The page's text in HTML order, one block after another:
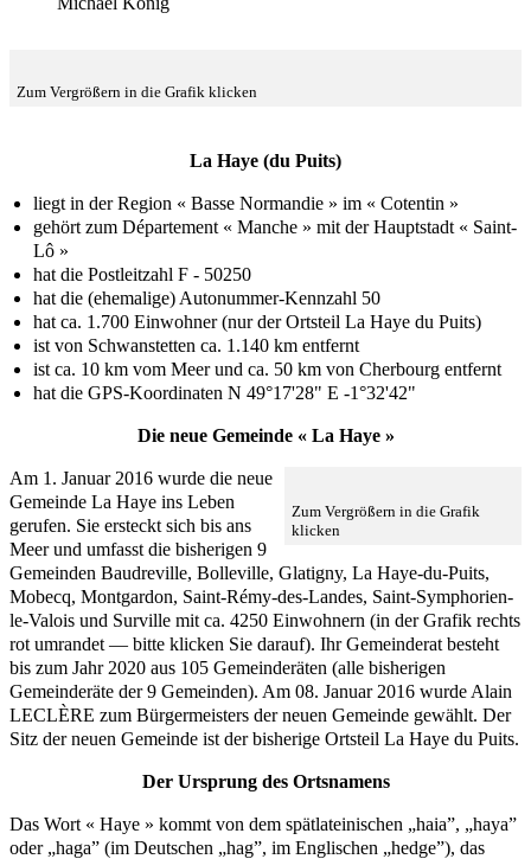
Zum Vergrößern in die Grafik klicken
La Haye (du Puits)
liegt in der Region « Basse Normandie » im « Cotentin »
gehört zum Département « Manche » mit der Hauptstadt « Saint-
Lô »
hat die Postleitzahl F - 50250
hat die (ehemalige) Autonummer-Kennzahl 50
hat ca. 1.700 Einwohner (nur der Ortsteil La Haye du Puits)
ist von Schwanstetten ca. 1.140 km entfernt
ist ca. 10 km vom Meer und ca. 50 km von Cherbourg entfernt
hat die GPS-Koordinaten N 49°17'28" E -1°32'42"
Die neue Gemeinde « La Haye »
Zum Vergrößern in die Grafik
klicken
Am 1. Januar 2016 wurde die neue
Gemeinde La Haye ins Leben
gerufen. Sie ersteckt sich bis ans
Meer und umfasst die bisherigen 9
Gemeinden Baudreville, Bolleville, Glatigny, La Haye-du-Puits,
Mobecq, Montgardon, Saint-Rémy-des-Landes, Saint-Symphorien-
le-Valois und Surville mit ca. 4250 Einwohnern (in der Grafik rechts
rot umrandet — bitte klicken Sie darauf). Ihr Gemeinderat besteht
bis zum Jahr 2020 aus 105 Gemeinderäten (alle bisherigen
Gemeinderäte der 9 Gemeinden). Am 08. Januar 2016 wurde Alain
LECLÈRE zum Bürgermeisters der neuen Gemeinde gewählt. Der
Sitz der neuen Gemeinde ist der bisherige Ortsteil La Haye du Puits.
Der Ursprung des Ortsnamens
Das Wort « Haye » kommt von dem spätlateinischen „haia”, „haya”
oder „haga” (im Deutschen „hag”, im Englischen „hedge”), das